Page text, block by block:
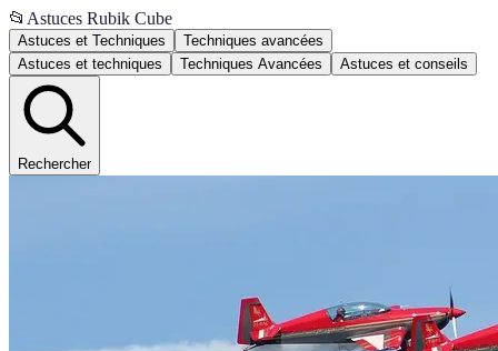
📂 Astuces Rubik Cube
Astuces et Techniques
Techniques avancées
Astuces et techniques
Techniques Avancées Astuces et conseils
Rechercher